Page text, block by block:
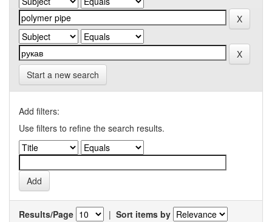
Start a new search
Add filters:
Use filters to refine the search results.
Results/Page | Sort items by